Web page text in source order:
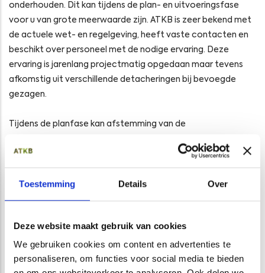
Toestemming Details Over
Deze website maakt gebruik van cookies
We gebruiken cookies om content en advertenties te
personaliseren, om functies voor social media te bieden
onderhouden. Dit kan tijdens de plan- en uitvoeringsfase
voor u van grote meerwaarde zijn. ATKB is zeer bekend met
de actuele wet- en regelgeving, heeft vaste contacten en
beschikt over personeel met de nodige ervaring. Deze
ervaring is jarenlang projectmatig opgedaan maar tevens
afkomstig uit verschillende detacheringen bij bevoegde
gezagen.
Tijdens de planfase kan afstemming van de
uw project noodzakelijk zijn. Voorafgaand en tijdens de
uitvoeringsfase van het project is het aanvragen van
vergunningen en het verrichten van meldingen mogelijk een
noodzakelijk. Hiervoor dient een melding voor de
Omgevingswet te worden verricht. Voor een sanering kan
daarnaast een grondwateronttrekking- en